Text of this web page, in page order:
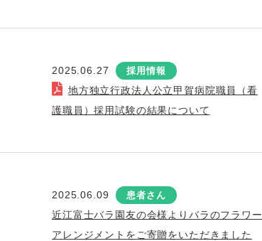
2025.06.27 採用情報
地方独立行政法人公立甲賀病院職員（看
護職員）採用試験の結果について
2025.06.09 患者さん
近江富士バラ園友の会様よりバラのフラワー
アレンジメントをご寄贈をいただきました